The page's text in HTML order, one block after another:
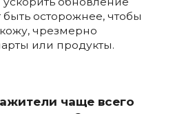
быть осторожнее, чтобы
чрезмерно
или продукты.
чаще всего